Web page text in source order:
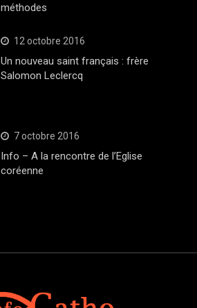
méthodes
12 octobre 2016
Un nouveau saint français : frère
Salomon Leclercq
7 octobre 2016
Info – A la rencontre de l’Eglise
coréenne